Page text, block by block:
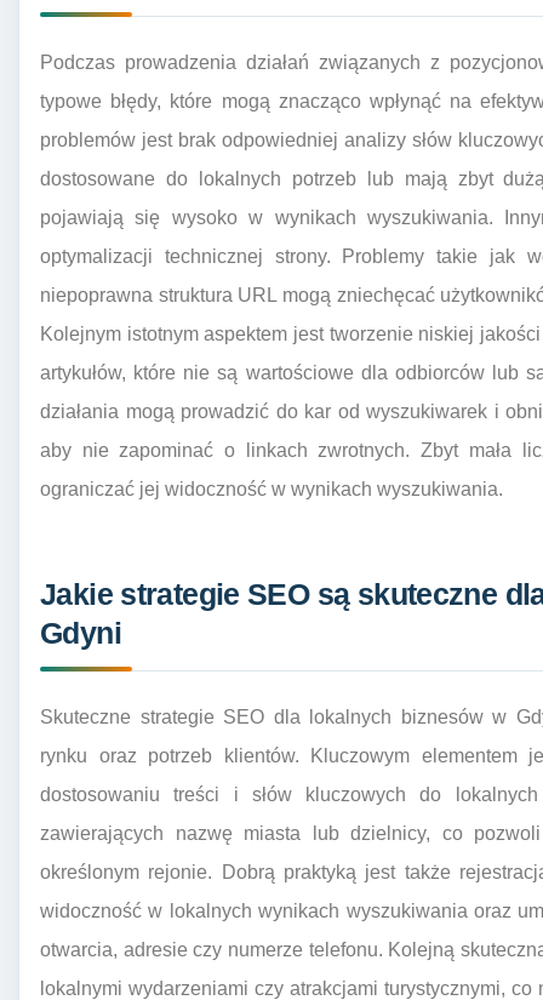
Podczas prowadzenia działań związanych z
typowe błędy, które mogą znacząco wpłynąć na
problemów jest brak odpowiedniej analizy słów
dostosowane do lokalnych potrzeb lub mają zbyt
pojawiają się wysoko w wynikach wyszukiwania.
optymalizacji technicznej strony. Problemy takie jak
niepoprawna struktura URL mogą zniechęcać
Kolejnym istotnym aspektem jest tworzenie niskiej
artykułów, które nie są wartościowe dla odbiorców lub
działania mogą prowadzić do kar od wyszukiwarek i
aby nie zapominać o linkach zwrotnych. Zbyt mała
ograniczać jej widoczność w wynikach wyszukiwania.
Jakie strategie SEO są skuteczne
Gdyni
Skuteczne strategie SEO dla lokalnych biznesów w
rynku oraz potrzeb klientów. Kluczowym elementem
dostosowaniu treści i słów kluczowych do
zawierających nazwę miasta lub dzielnicy, co
określonym rejonie. Dobrą praktyką jest także
widoczność w lokalnych wynikach wyszukiwania oraz
otwarcia, adresie czy numerze telefonu. Kolejną
lokalnymi wydarzeniami czy atrakcjami turystycznymi,